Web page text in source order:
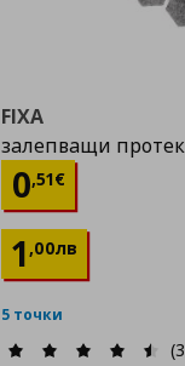
FIXA
залепващи
0,51€
Цена
1 ,00лв
5 точки